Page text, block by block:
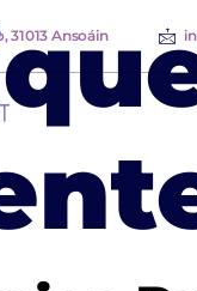
31013 Ansoáin